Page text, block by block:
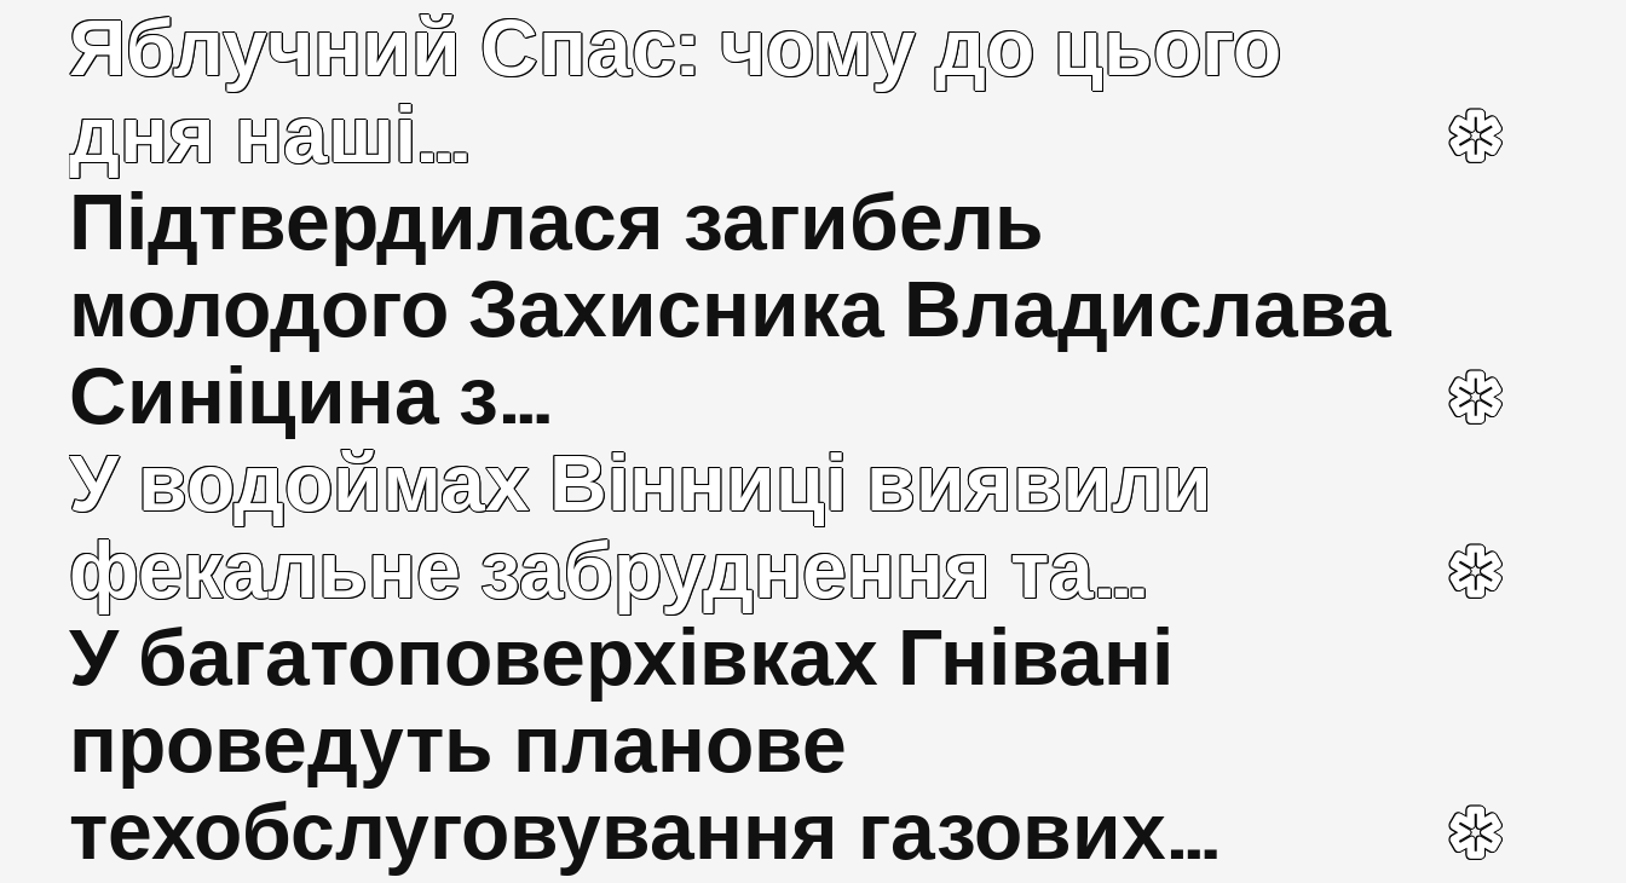
Яблучний Спас: чому до цього
дня наші…
Підтвердилася загибель
молодого Захисника Владислава
Синіцина з…
У водоймах Вінниці виявили
фекальне забруднення та…
У багатоповерхівках Гнівані
проведуть планове
техобслуговування газових…